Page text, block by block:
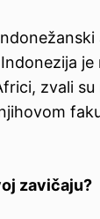
zvali
zavičaju?